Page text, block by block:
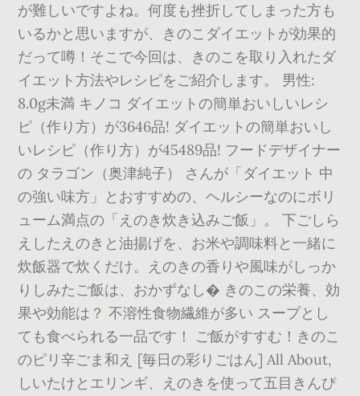
が難しいですよね。何度も挫折してしまった方も
いるかと思いますが、きのこダイエットが効果的
だって噂！そこで今回は、きのこを取り入れたダ
イエット方法やレシピをご紹介します。 男性:
8.0g未満 キノコ ダイエットの簡単おいしいレシ
ピ（作り方）が3646品! ダイエットの簡単おいし
いレシピ（作り方）が45489品! フードデザイナー
の タラゴン（奥津純子） さんが「ダイエット 中
の強い味方」とおすすめの、ヘルシーなのにボリ
ューム満点の「えのき炊き込みご飯」。 下ごしら
えしたえのきと油揚げを、お米や調味料と一緒に
炊飯器で炊くだけ。えのきの香りや風味がしっか
りしみたご飯は、おかずなし� きのこの栄養、効
果や効能は？ 不溶性食物繊維が多い スープとし
ても食べられる一品です！ ご飯がすすむ！きのこ
のピリ辛ごま和え [毎日の彩りごはん] All About,
しいたけとエリンギ、えのきを使って五目きんぴ